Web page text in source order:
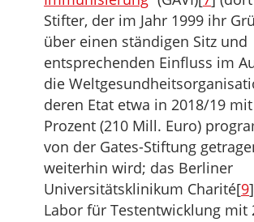
Stifter, der im Jahr 1999 ihr
über einen ständigen Sitz und
entsprechenden Einfluss im
die
deren Etat etwa in 2018/19
Prozent (210 Mill. Euro)
von der Gates-Stiftung
weiterhin wird; das Berliner
Universitätsklinikum Charité[9
Labor für Testentwicklung mit